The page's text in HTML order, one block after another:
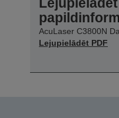
AcuLaser C3800N
Lejupielādēt PDF